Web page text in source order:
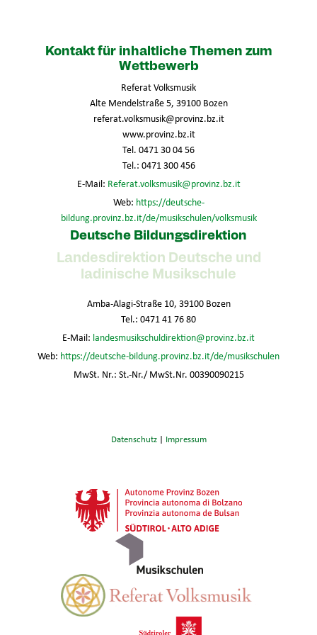
Kontakt für inhaltliche Themen zum
Wettbewerb
Referat Volksmusik
Alte Mendelstraße 5, 39100 Bozen
referat.volksmusik@provinz.bz.it
www.provinz.bz.it
Tel. 0471 30 04 56
Tel.: 0471 300 456
E-Mail: Referat.volksmusik@provinz.bz.it
Web: https://deutsche-
bildung.provinz.bz.it/de/musikschulen/volksmusik
Deutsche Bildungsdirektion
Landesdirektion Deutsche und
ladinische Musikschule
Amba-Alagi-Straße 10, 39100 Bozen
Tel.: 0471 41 76 80
E-Mail: landesmusikschuldirektion@provinz.bz.it
Web: https://deutsche-bildung.provinz.bz.it/de/musikschulen
MwSt. Nr.: St.-Nr./ MwSt.Nr. 00390090215
Datenschutz| Impressum